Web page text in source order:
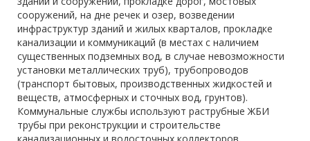
сооружений, на дне речек и озер, возведении
инфраструктур зданий и жилых кварталов, прокладке
канализации и коммуникаций (в местах с наличием
существенных подземных вод, в случае невозможности
установки металлических труб), трубопроводов
(транспорт бытовых, производственных жидкостей и
веществ, атмосферных и сточных вод, грунтов).
Коммунальные службы используют раструбные ЖБИ
трубы при реконструкции и строительстве